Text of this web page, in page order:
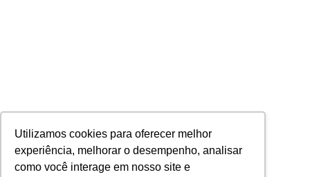
Utilizamos cookies para oferecer melhor
experiência, melhorar o desempenho, analisar
como você interage em nosso site e